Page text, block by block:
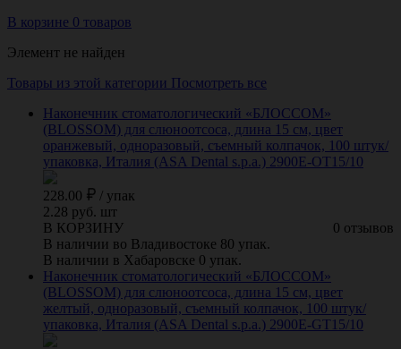
В корзине 0 товаров
Элемент не найден
Товары из этой категории Посмотреть все
Наконечник стоматологический «БЛОССОМ»
(BLOSSOM) для слюноотсоса, длина 15 см, цвет
оранжевый, одноразовый, съемный колпачок, 100 штук/
упаковка, Италия (ASA Dental s.p.a.) 2900E-OT15/10
228.00 / упак
2.28 руб. шт
0 отзывов
В КОРЗИНУ
В наличии во Владивостоке 80 упак.
В наличии в Хабаровске 0 упак.
Наконечник стоматологический «БЛОССОМ»
(BLOSSOM) для слюноотсоса, длина 15 см, цвет
желтый, одноразовый, съемный колпачок, 100 штук/
упаковка, Италия (ASA Dental s.p.a.) 2900E-GT15/10